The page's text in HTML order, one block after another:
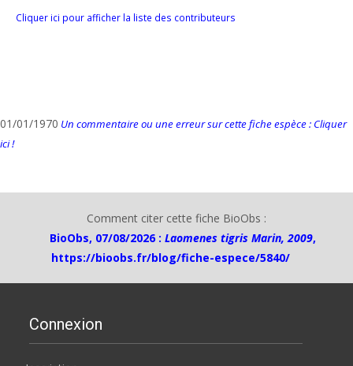
Cliquer ici pour afficher la liste des contributeurs
01/01/1970 Un commentaire ou une erreur sur cette fiche espèce : Cliquer
ici !
Comment citer cette fiche BioObs :
BioObs, 07/08/2026 : Laomenes tigris Marin, 2009,
https://bioobs.fr/blog/fiche-espece/5840/
Connexion